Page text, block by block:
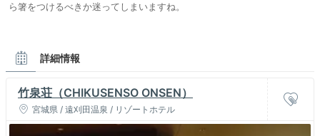
ら箸をつけるべきか迷ってしまいますね。
詳細情報
竹泉荘（CHIKUSENSO ONSEN）
宮城県 / 遠刈田温泉 / リゾートホテル